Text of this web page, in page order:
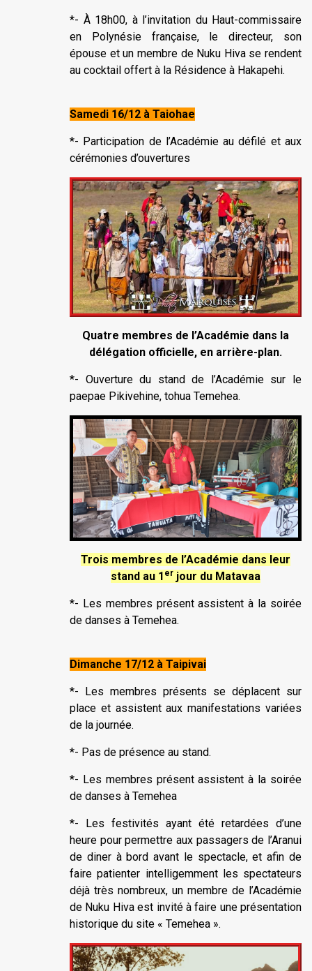
*- À 18h00, à l’invitation du Haut-commissaire
en Polynésie française, le directeur, son
épouse et un membre de Nuku Hiva se rendent
au cocktail offert à la Résidence à Hakapehi.
Samedi 16/12 à Taiohae
*- Participation de l’Académie au défilé et aux
cérémonies d’ouvertures
Quatre membres de l’Académie dans la
délégation officielle, en arrière-plan.
*- Ouverture du stand de l’Académie sur le
paepae Pikivehine, tohua Temehea.
Trois membres de l’Académie dans leur
stand au 1 er jour du Matavaa
*- Les membres présent assistent à la soirée
de danses à Temehea.
Dimanche 17/12 à Taipivai
*- Les membres présents se déplacent sur
place et assistent aux manifestations variées
de la journée.
*- Pas de présence au stand.
*- Les membres présent assistent à la soirée
de danses à Temehea
*- Les festivités ayant été retardées d’une
heure pour permettre aux passagers de l’Aranui
de diner à bord avant le spectacle, et afin de
faire patienter intelligemment les spectateurs
déjà très nombreux, un membre de l’Académie
de Nuku Hiva est invité à faire une présentation
historique du site « Temehea ».